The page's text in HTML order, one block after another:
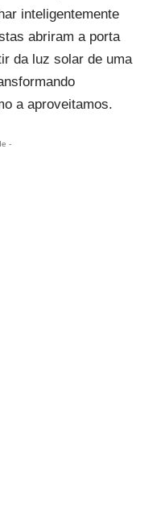
inteligentemente
abriram a porta
da luz solar de uma
a aproveitamos.
-